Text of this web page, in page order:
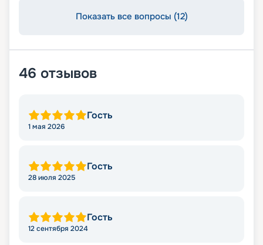
Показать все вопросы (12)
46 отзывов
Гость
1 мая 2026
Гость
28 июля 2025
Гость
12 сентября 2024